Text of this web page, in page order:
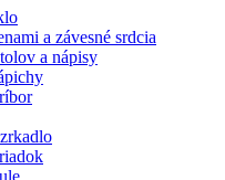
a závesné srdcia
a nápisy